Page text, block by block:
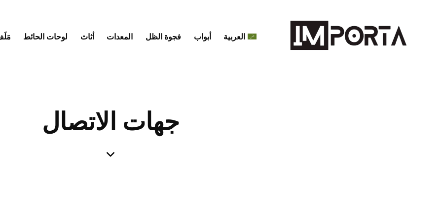
العربية أبواب فجوة الظل المعدات أثاث لوحات الحائط
جهات الاتصال